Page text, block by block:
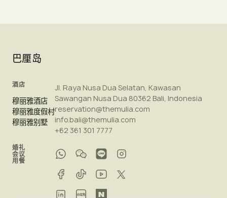
巴厘岛
酒店
穆丽雅酒店
穆丽雅度假村
穆丽雅别墅
婚礼
会议
用餐
Jl. Raya Nusa Dua Selatan, Kawasan
Sawangan Nusa Dua 80362 Bali, Indonesia
reservation@themulia.com
info.bali@themulia.com
+62 361 301 7777